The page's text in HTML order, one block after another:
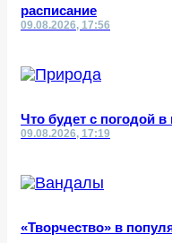
расписание
09.08.2026, 17:56
Что будет с погодой
09.08.2026, 17:19
«Творчество» в